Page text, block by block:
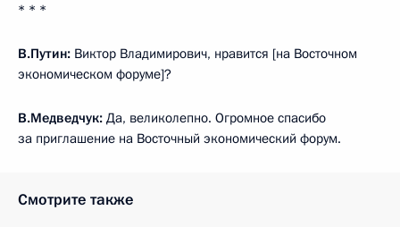
* * *
В.Путин: Виктор Владимирович, нравится [на Восточном
экономическом форуме]?
В.Медведчук: Да, великолепно. Огромное спасибо
за приглашение на Восточный экономический форум.
Смотрите также